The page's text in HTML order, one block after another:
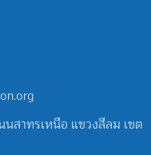
นสาทรเหนือ แขวงสีลม เขต